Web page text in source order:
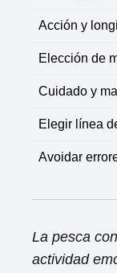
Acción y
Elección de
Cuidado y
Elegir línea
Avoidar
La pesca
actividad